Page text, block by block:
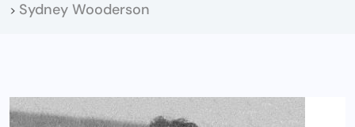
> Sydney Wooderson